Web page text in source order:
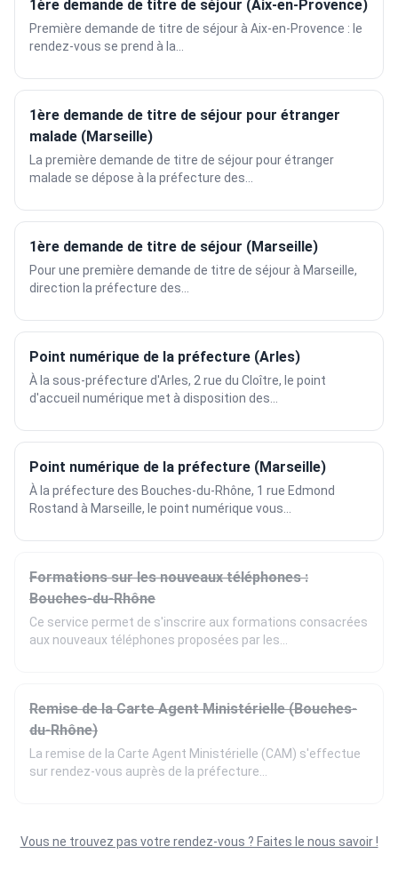
1ère demande de titre de séjour (Aix-en-Provence)
Première demande de titre de séjour à Aix-en-Provence : le
rendez-vous se prend à la...
1ère demande de titre de séjour pour étranger
malade (Marseille)
La première demande de titre de séjour pour étranger
malade se dépose à la préfecture des...
1ère demande de titre de séjour (Marseille)
Pour une première demande de titre de séjour à Marseille,
direction la préfecture des...
Point numérique de la préfecture (Arles)
À la sous-préfecture d'Arles, 2 rue du Cloître, le point
d'accueil numérique met à disposition des...
Point numérique de la préfecture (Marseille)
À la préfecture des Bouches-du-Rhône, 1 rue Edmond
Rostand à Marseille, le point numérique vous...
Formations sur les nouveaux téléphones :
Bouches-du-Rhône
Ce service permet de s'inscrire aux formations consacrées
aux nouveaux téléphones proposées par les...
Remise de la Carte Agent Ministérielle (Bouches-
du-Rhône)
La remise de la Carte Agent Ministérielle (CAM) s'effectue
sur rendez-vous auprès de la préfecture...
Vous ne trouvez pas votre rendez-vous ? Faites le nous savoir !